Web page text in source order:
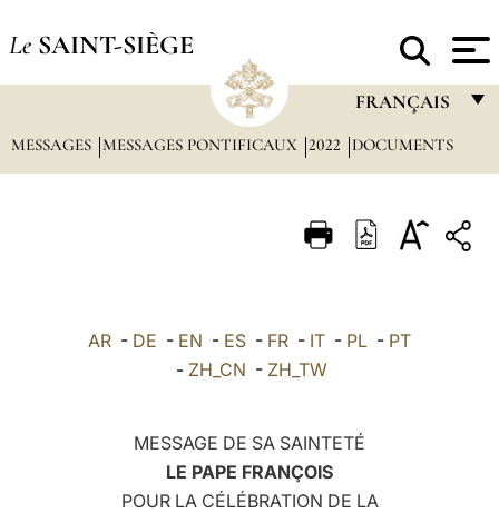
Le SAINT-SIÈGE
FRANÇAIS
FRANÇAIS
ITALIANO
العربيّة
中文
MESSAGES MESSAGES PONTIFICAUX 2022 DOCUMENTS
AR - DE - EN - ES - FR - IT - PL - PT
- ZH_CN - ZH_TW
MESSAGE DE SA SAINTETÉ
LE PAPE FRANÇOIS
POUR LA CÉLÉBRATION DE LA